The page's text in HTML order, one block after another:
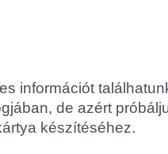
információt
de azért
készítéséhez.